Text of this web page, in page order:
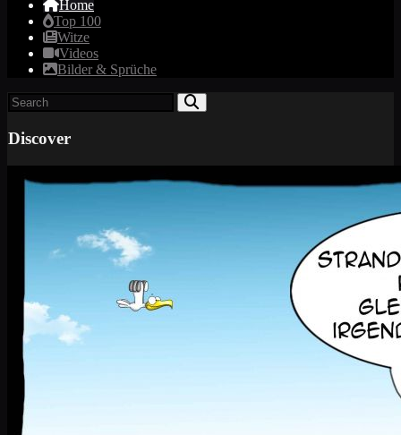
Home
Top 100
Witze
Videos
Bilder & Sprüche
Discover